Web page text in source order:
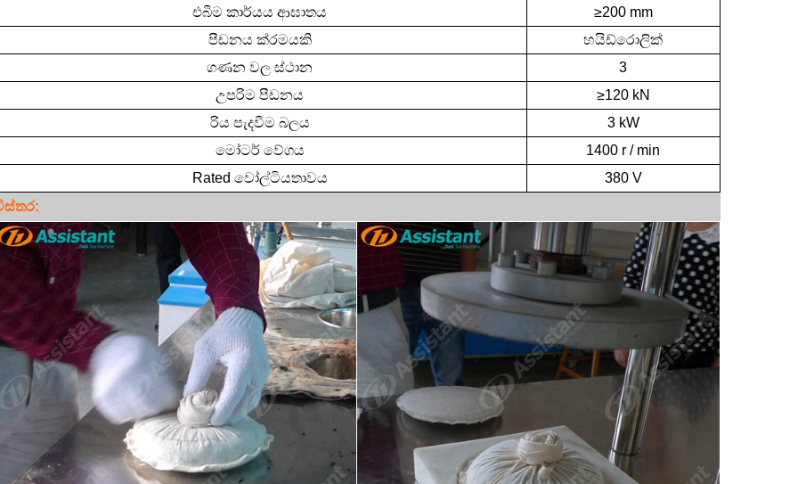
tea පුරාණ ගස් තේ දැනුම
Apr / 22 / 2019
තේ, වඩා මිල අධිකය, වඩා මිල
නමුත් මෙය නිරපේක්ෂ නොවේ.
වල ගුණාත්මකභාවය මත රඳා පවතී.
ගුණාත්මකභාවය එතරම් හොඳ
නැතිනම්, එය සැහැල්ලු රස
රුසියානු රහස - අයිවන් තේ වල සම්භවය
Oct / 28 / 2019
“අයිවන් තේ” යනු රුසියාවේ වඩාත් ජනප්‍රිය
හා ජනප්‍රිය මල් තේ ය. "අයිවන් තේ" යනු
සාම්ප්‍රදායික රුසියානු පානයකි ඉතිහාසය
අවුරුදු දහසකට වඩා. පුරාණ
එබීම කාර්යය ආඝාතය ≥200 mm
පීඩනය ක්රමයකි
හයිඩ්රොලික්
ගණන වල ස්ථාන
3
උපරිම පීඩනය ≥120 kN
රිය පැදවීම බලය 3 kW
මෝටර් වේගය 1400 r / min
Rated වෝල්ටියතාවය 380 V